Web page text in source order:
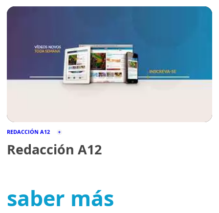
REDACCIÓN A12
Redacción A12
saber más